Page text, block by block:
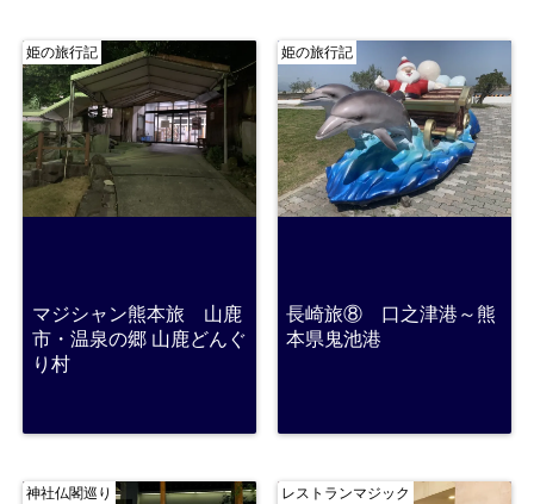
姫の旅行記
マジシャン熊本旅 山鹿
市・温泉の郷 山鹿どんぐ
り村
姫の旅行記
長崎旅⑧ 口之津港～熊
本県鬼池港
神社仏閣巡り レストランマジック